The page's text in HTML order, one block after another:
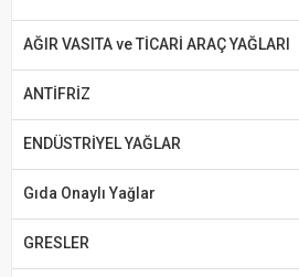
AĞIR VASITA ve TİCARİ ARAÇ YAĞLARI
ANTİFRİZ
ENDÜSTRİYEL YAĞLAR
Gıda Onaylı Yağlar
GRESLER